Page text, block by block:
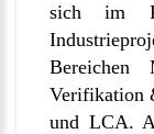
sich im
Bereichen
Verifikation
und LCA.